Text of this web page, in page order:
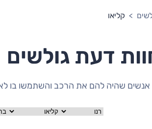
קליאו
דעת גולשים
אנשים שהיה להם את הרכב והשתמשו בו